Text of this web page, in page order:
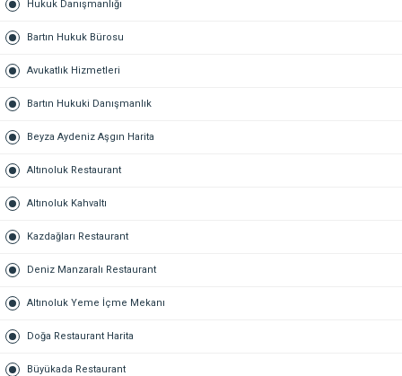
Hukuk Danışmanlığı
Bartın Hukuk Bürosu
Avukatlık Hizmetleri
Bartın Hukuki Danışmanlık
Beyza Aydeniz Aşgın Harita
Altınoluk Restaurant
Altınoluk Kahvaltı
Kazdağları Restaurant
Deniz Manzaralı Restaurant
Altınoluk Yeme İçme Mekanı
Doğa Restaurant Harita
Büyükada Restaurant